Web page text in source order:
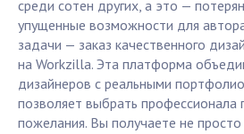
среди сотен других, а это —
упущенные возможности для
задачи — заказ качественного
на Workzilla. Эта платформа
дизайнеров с реальными
позволяет выбрать
пожелания. Вы получаете не просто